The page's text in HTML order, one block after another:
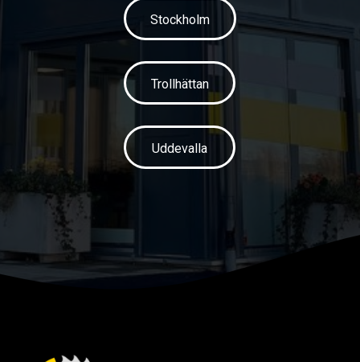
Stockholm
Trollhättan
Uddevalla